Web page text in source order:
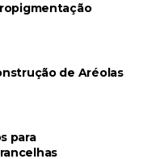
de Aréolas
para